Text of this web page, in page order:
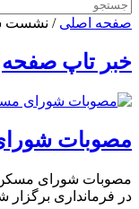
صفحه اصلی / نشست
خبر تاپ صفحه
مصوبات
مصوبات شورای مسکن
در فرمانداری